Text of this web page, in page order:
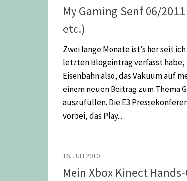
My Gaming Senf 06/
etc.)
Zwei lange Monate ist’s her seit
letzten Blogeintrag verfasst habe,
Eisenbahn also, das Vakuum auf
einem neuen Beitrag zum Thema
auszufüllen. Die E3
vorbei, das Play...
16. JULI 2010
Mein Xbox Kinect